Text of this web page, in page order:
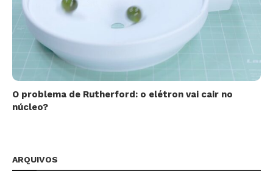
O problema de Rutherford: o elétron vai cair no
núcleo?
ARQUIVOS